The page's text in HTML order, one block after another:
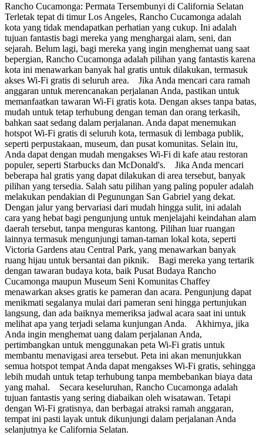
Rancho Cucamonga: Permata Tersembunyi di California Selatan
Terletak tepat di timur Los Angeles, Rancho Cucamonga adalah
kota yang tidak mendapatkan perhatian yang cukup. Ini adalah
tujuan fantastis bagi mereka yang menghargai alam, seni, dan
sejarah. Belum lagi, bagi mereka yang ingin menghemat uang saat
bepergian, Rancho Cucamonga adalah pilihan yang fantastis karena
kota ini menawarkan banyak hal gratis untuk dilakukan, termasuk
akses Wi-Fi gratis di seluruh area. Jika Anda mencari cara ramah
anggaran untuk merencanakan perjalanan Anda, pastikan untuk
memanfaatkan tawaran Wi-Fi gratis kota. Dengan akses tanpa batas,
mudah untuk tetap terhubung dengan teman dan orang terkasih,
bahkan saat sedang dalam perjalanan. Anda dapat menemukan
hotspot Wi-Fi gratis di seluruh kota, termasuk di lembaga publik,
seperti perpustakaan, museum, dan pusat komunitas. Selain itu,
Anda dapat dengan mudah mengakses Wi-Fi di kafe atau restoran
populer, seperti Starbucks dan McDonald's. Jika Anda mencari
beberapa hal gratis yang dapat dilakukan di area tersebut, banyak
pilihan yang tersedia. Salah satu pilihan yang paling populer adalah
melakukan pendakian di Pegunungan San Gabriel yang dekat.
Dengan jalur yang bervariasi dari mudah hingga sulit, ini adalah
cara yang hebat bagi pengunjung untuk menjelajahi keindahan alam
daerah tersebut, tanpa menguras kantong. Pilihan luar ruangan
lainnya termasuk mengunjungi taman-taman lokal kota, seperti
Victoria Gardens atau Central Park, yang menawarkan banyak
ruang hijau untuk bersantai dan piknik. Bagi mereka yang tertarik
dengan tawaran budaya kota, baik Pusat Budaya Rancho
Cucamonga maupun Museum Seni Komunitas Chaffey
menawarkan akses gratis ke pameran dan acara. Pengunjung dapat
menikmati segalanya mulai dari pameran seni hingga pertunjukan
langsung, dan ada baiknya memeriksa jadwal acara saat ini untuk
melihat apa yang terjadi selama kunjungan Anda. Akhirnya, jika
Anda ingin menghemat uang dalam perjalanan Anda,
pertimbangkan untuk menggunakan peta Wi-Fi gratis untuk
membantu menavigasi area tersebut. Peta ini akan menunjukkan
semua hotspot tempat Anda dapat mengakses Wi-Fi gratis, sehingga
lebih mudah untuk tetap terhubung tanpa membebankan biaya data
yang mahal. Secara keseluruhan, Rancho Cucamonga adalah
tujuan fantastis yang sering diabaikan oleh wisatawan. Tetapi
dengan Wi-Fi gratisnya, dan berbagai atraksi ramah anggaran,
tempat ini pasti layak untuk dikunjungi dalam perjalanan Anda
selanjutnya ke California Selatan.